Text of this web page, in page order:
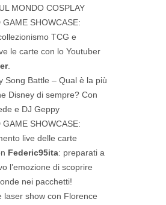
MONDO COSPLAY
GAME SHOWCASE:
TCG e
le carte con lo Youtuber
.
Song Battle – Qual è la più
Disney di sempre? Con
e DJ Geppy
GAME SHOWCASE:
live delle carte
Federic95ita: preparati a
l’emozione di scoprire
nei pacchetti!
laser show con Florence